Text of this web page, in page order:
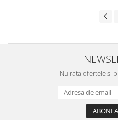
Nu rata ofertele si